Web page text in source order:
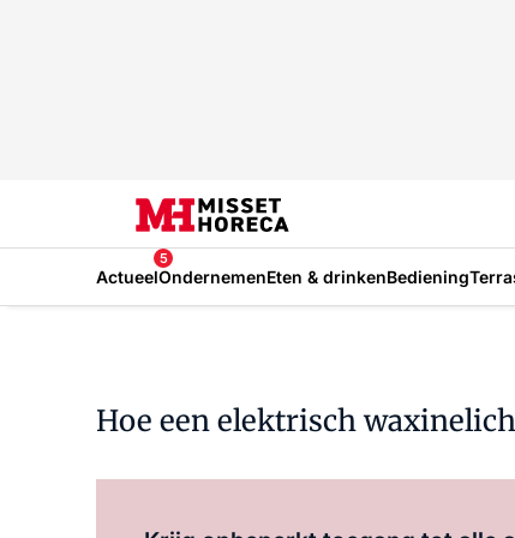
Actueel
5
OndernemenEten & drinkenBediening
Hoe een elektrisch